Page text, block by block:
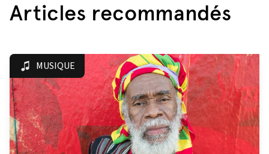
Articles recommandés
MUSIQUE